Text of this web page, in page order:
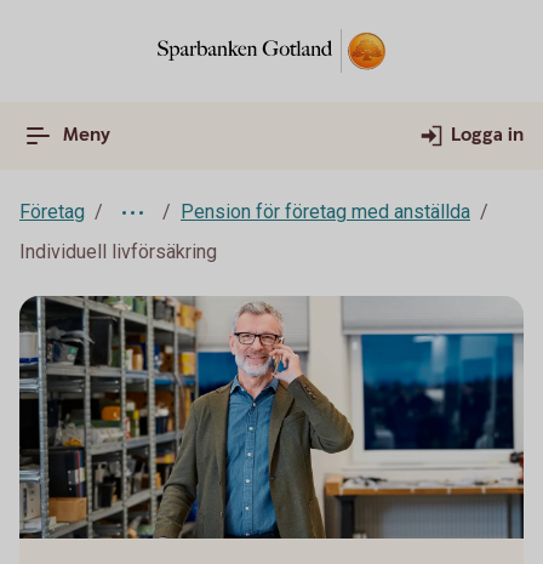
Meny Logga in
Företag
Pension för företag med anställda
Individuell livförsäkring